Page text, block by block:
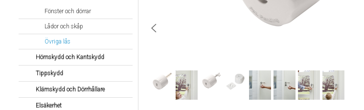
Fönster och dörrar
Lådor och skåp
Övriga lås
Hörnskydd och Kantskydd
Tippskydd
Klämskydd och Dörrhållare
Elsäkerhet